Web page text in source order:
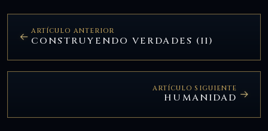
ARTÍCULO ANTERIOR
CONSTRUYENDO VERDADES (II)
ARTÍCULO SIGUIENTE
HUMANIDAD